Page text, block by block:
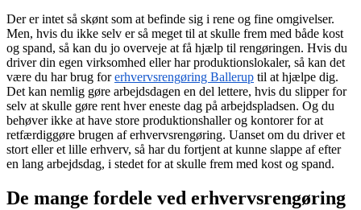
Der er intet så skønt som at befinde sig i rene og fine omgivelser.
Men, hvis du ikke selv er så meget til at skulle frem med både kost
og spand, så kan du jo overveje at få hjælp til rengøringen. Hvis du
driver din egen virksomhed eller har produktionslokaler, så kan det
være du har brug forerhvervsrengøring Ballerup til at hjælpe dig.
Det kan nemlig gøre arbejdsdagen en del lettere, hvis du slipper for
selv at skulle gøre rent hver eneste dag på arbejdspladsen. Og du
behøver ikke at have store produktionshaller og kontorer for at
retfærdiggøre brugen af erhvervsrengøring. Uanset om du driver et
stort eller et lille erhverv, så har du fortjent at kunne slappe af efter
en lang arbejdsdag, i stedet for at skulle frem med kost og spand.
De mange fordele ved erhvervsrengøring